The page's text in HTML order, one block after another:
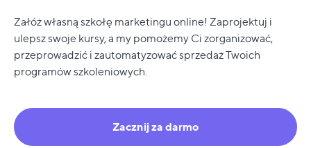
Załóż własną szkołę marketingu online! Zaprojektuj i
ulepsz swoje kursy, a my pomożemy Ci zorganizować,
przeprowadzić i zautomatyzować sprzedaż Twoich
programów szkoleniowych.
Zacznij za darmo